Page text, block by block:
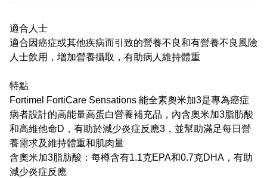
適合人士
適合因癌症或其他疾病而引致的營養不良和有營養不良風險
人士飲用，增加營養攝取，有助病人維持體重
特點
Fortimel FortiCare Sensations 能全素奧米加3是專為癌症
病者設計的高能量高蛋白營養補充品，內含奧米加3脂肪酸
和高維他命D，有助於減少炎症反應3，並幫助滿足每日營
養需求及維持體重和肌肉量
含奧米加3脂肪酸：每樽含有1.1克EPA和0.7克DHA，有助
減少炎症反應